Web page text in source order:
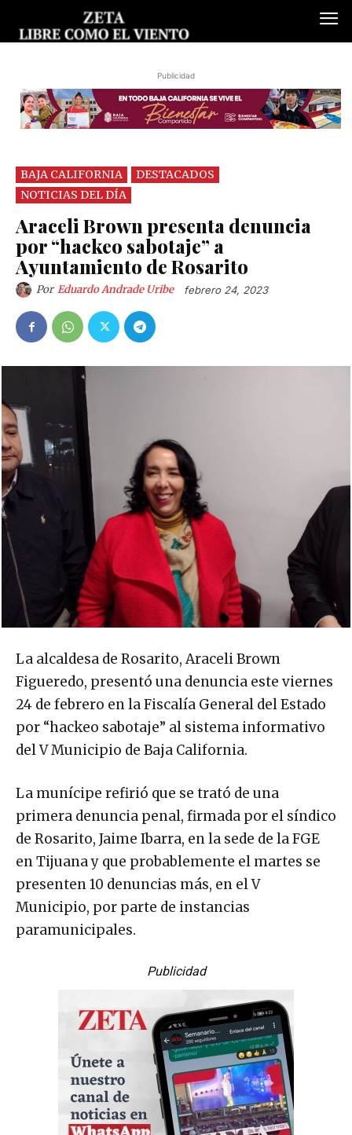
Publicidad
BAJA CALIFORNIA
DESTACADOS
NOTICIAS DEL DÍA
Araceli Brown presenta denuncia
por “hackeo sabotaje” a
Ayuntamiento de Rosarito
Por Eduardo Andrade Uribe febrero 24, 2023
La alcaldesa de Rosarito, Araceli Brown
Figueredo, presentó una denuncia este viernes
24 de febrero en la Fiscalía General del Estado
por “hackeo sabotaje” al sistema informativo
del V Municipio de Baja California.
La munícipe refirió que se trató de una
primera denuncia penal, firmada por el síndico
de Rosarito, Jaime Ibarra, en la sede de la FGE
en Tijuana y que probablemente el martes se
presenten 10 denuncias más, en el V
Municipio, por parte de instancias
paramunicipales.
Publicidad